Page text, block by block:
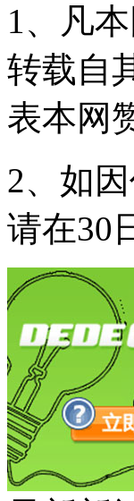
1、凡
转载自
表本网
2、如
请在30